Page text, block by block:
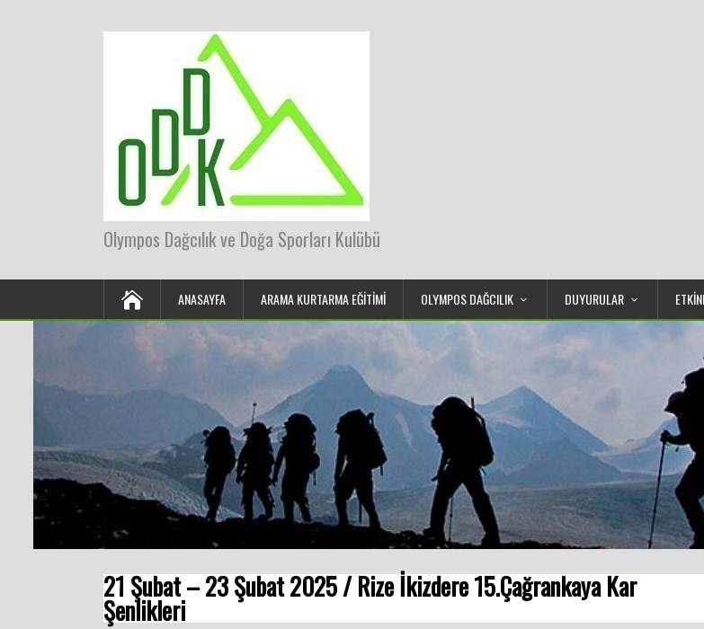
Olympos Dağcılık ve Doğa Sporları Kulübü
ANASAYFA ARAMA KURTARMA EĞITIMI OLYMPOS DAĞCILIK DUYURULAR
21 Şubat – 23 Şubat 2025 / Rize İkizdere 15.Çağrankaya Kar
Şenlikleri